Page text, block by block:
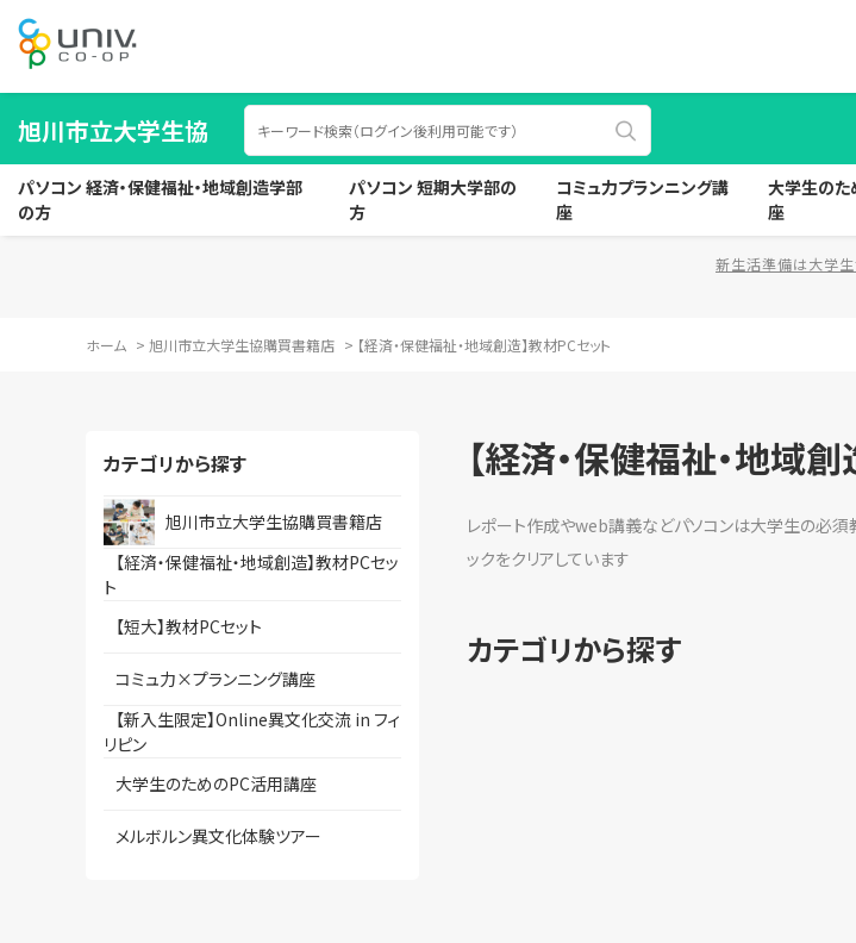
旭川市立大学生協
パソコン 経済・保健福祉・地域創造学部
の方
パソコン 短期大学部の
方
コミュ力プランニング講
座
大学生のた
座
新生活準備は大学
ホーム > 旭川市立大学生協購買書籍店 > 【経済・保健福祉・地域創造】教材PCセット
カテゴリから探す
旭川市立大学生協購買書籍店
【経済・保健福祉・地域創造】教材PCセッ
ト
【短大】教材PCセット
コミュ力×プランニング講座
【新入生限定】Online異文化交流 in フィ
リピン
大学生のためのPC活用講座
メルボルン異文化体験ツアー
【経済・保健福祉・地域
レポート作成やweb講義などパソコンは大学生の必
ックをクリアしています
カテゴリから探す